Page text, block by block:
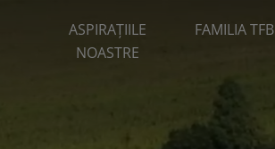
ASPIRAȚIILE
NOASTRE
FAMILIA TFB